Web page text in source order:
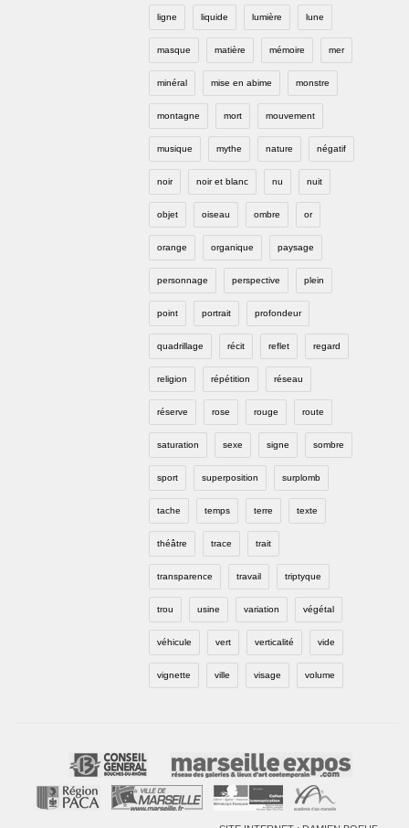
ligne liquide lumière lune
masque matière mémoire mer
minéral mise en abime monstre
montagne mort mouvement
musique mythe nature négatif
noir noir et blanc nu nuit
objet oiseau ombre or
orange organique paysage
personnage perspective plein
point portrait profondeur
quadrillage récit reflet regard
religion répétition réseau
réserve rose rouge route
saturation sexe signe sombre
sport superposition surplomb
tache temps terre texte
théâtre trace trait
transparence travail triptyque
trou usine variation végétal
véhicule vert verticalité vide
vignette ville visage volume